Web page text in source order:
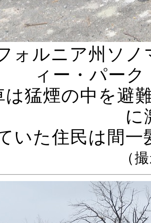
ォルニア州ソ
ィー・パーク
は猛煙の中を避
に
いた住民は間
（